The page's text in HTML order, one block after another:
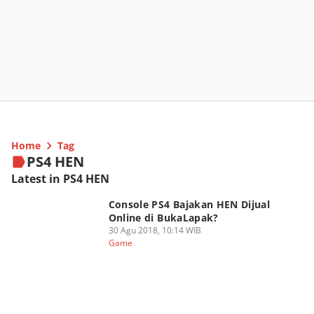
Home Tag
PS4 HEN
Latest in PS4 HEN
Console PS4 Bajakan HEN Dijual
Online di BukaLapak?
30 Agu 2018, 10:14 WIB
Game